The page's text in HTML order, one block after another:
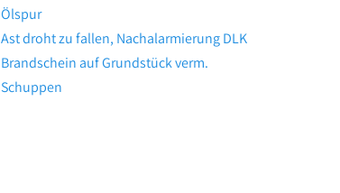
Ölspur
Ast droht zu fallen, Nachalarmierung DLK
Brandschein auf Grundstück verm.
Schuppen